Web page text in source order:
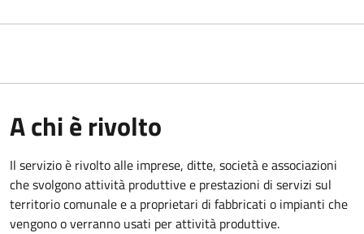
A chi è rivolto
Il servizio è rivolto alle imprese, ditte, società e associazioni
che svolgono attività produttive e prestazioni di servizi sul
territorio comunale e a proprietari di fabbricati o impianti che
vengono o verranno usati per attività produttive.